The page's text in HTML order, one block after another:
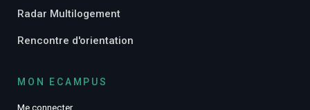
Radar Multilogement
Rencontre d'orientation
MON ECAMPUS
Me connecter